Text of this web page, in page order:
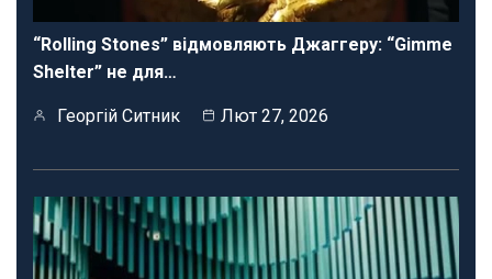
“Rolling Stones” відмовляють Джаггеру: “Gimme
Shelter” не для…
Георгій Ситник Лют 27, 2026